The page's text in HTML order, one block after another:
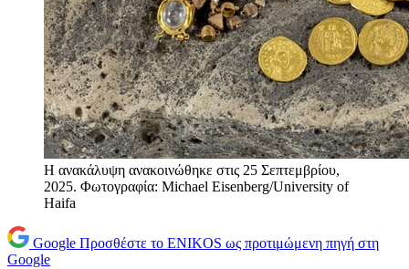
Η ανακάλυψη ανακοινώθηκε στις 25 Σεπτεμβρίου,
2025. Φωτογραφία: Michael Eisenberg/University of
Haifa
Google Προσθέστε το ENIKOS ως προτιμώμενη πηγή στη
Google